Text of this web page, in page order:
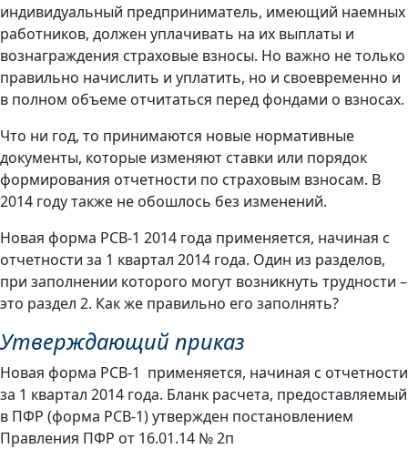
индивидуальный предприниматель, имеющий наемных
работников, должен уплачивать на их выплаты и
вознаграждения страховые взносы. Но важно не только
правильно начислить и уплатить, но и своевременно и
в полном объеме отчитаться перед фондами о взносах.
Что ни год, то принимаются новые нормативные
документы, которые изменяют ставки или порядок
формирования отчетности по страховым взносам. В
2014 году также не обошлось без изменений.
Новая форма РСВ-1 2014 года применяется, начиная с
отчетности за 1 квартал 2014 года. Один из разделов,
при заполнении которого могут возникнуть трудности –
это раздел 2. Как же правильно его заполнять?
Утверждающий приказ
Новая форма РСВ-1 применяется, начиная с отчетности
за 1 квартал 2014 года. Бланк расчета, предоставляемый
в ПФР (форма РСВ-1) утвержден постановлением
Правления ПФР от 16.01.14 № 2п